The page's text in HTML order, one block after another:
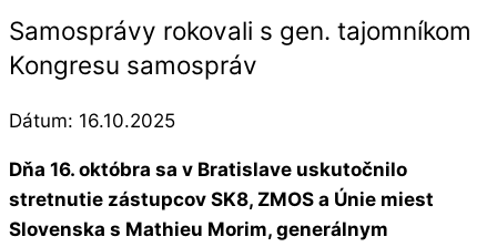
Samosprávy rokovali s gen. tajomníkom
Kongresu samospráv
Dátum: 16.10.2025
Dňa 16. októbra sa v Bratislave uskutočnilo
stretnutie zástupcov SK8, ZMOS a Únie miest
Slovenska s Mathieu Morim, generálnym